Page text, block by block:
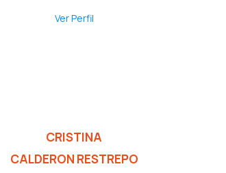
Ver Perfil
CRISTINA
CALDERON RESTREPO